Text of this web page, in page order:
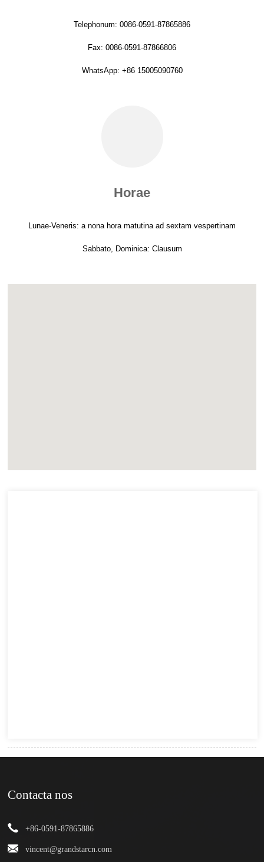
Telephonum: 0086-0591-87865886
Fax: 0086-0591-87866806
WhatsApp: +86 15005090760
Horae
Lunae-Veneris: a nona hora matutina ad sextam vespertinam
Sabbato, Dominica: Clausum
Contacta nos
+86-0591-87865886
vincent@grandstarcn.com